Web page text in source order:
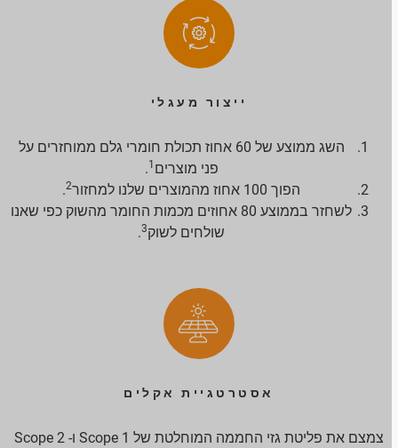
ייצור מעגלי
השג ממוצע של 60 אחוז תכולת חומרי גלם ממוחזרים על
פני מוצרים1
.
הפוך 100 אחוז מהמוצרים שלנו למחזור
2
.
לשחזר בממוצע 80 אחוזים מכמות החומר מהשוק כפי שאנו
שולחים לשוק3
.
אסטרטגיית אקלים
צמצם את פליטת גזי החממה המוחלטת של Scope 1 ו- Scope 2